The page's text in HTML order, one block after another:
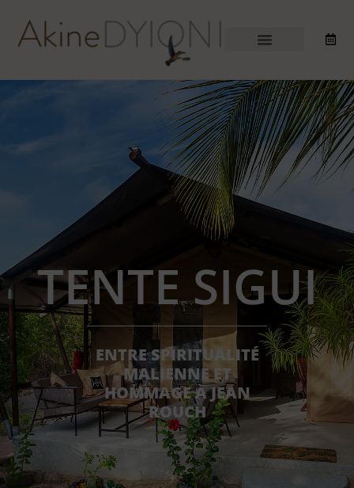
TENTE SIGUI
ENTRE SPIRITUALITÉ
MALIENNE ET
HOMMAGE À JEAN
ROUCH